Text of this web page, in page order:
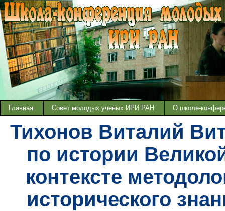
Главная Совет молодых ученых ИРИ РАН О школе-
Тихонов Виталий
по истории
контексте
исторического